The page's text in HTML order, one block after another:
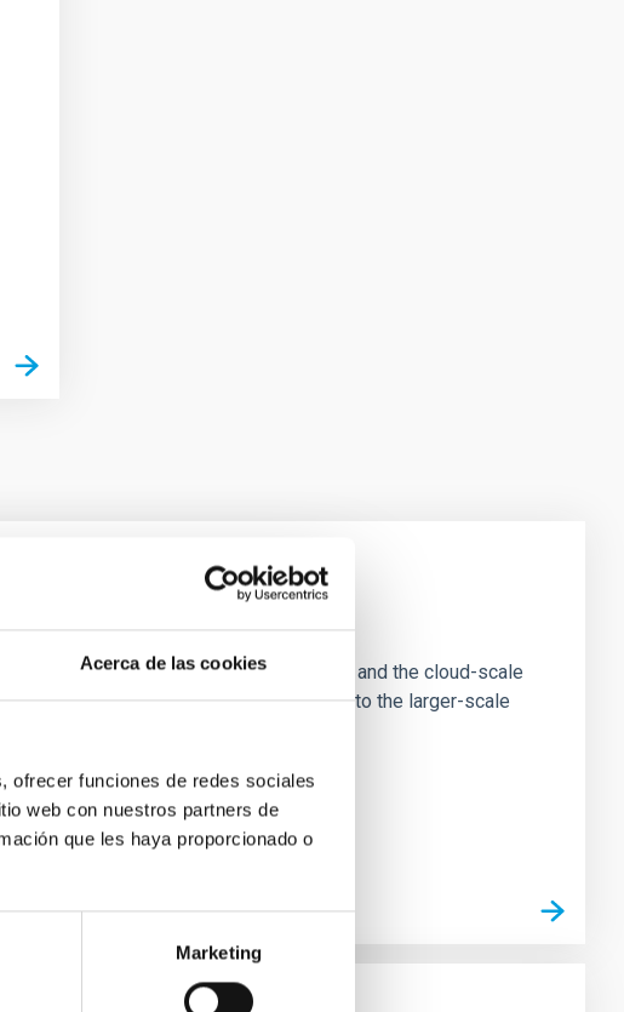
Acerca de las cookies
ofrecer funciones de redes sociales
web con nuestros partners de
que les haya proporcionado o
Marketing
Core Scales
orientation of star-forming dense cores and the cloud-scale
vectors appear random with respect to the larger-scale